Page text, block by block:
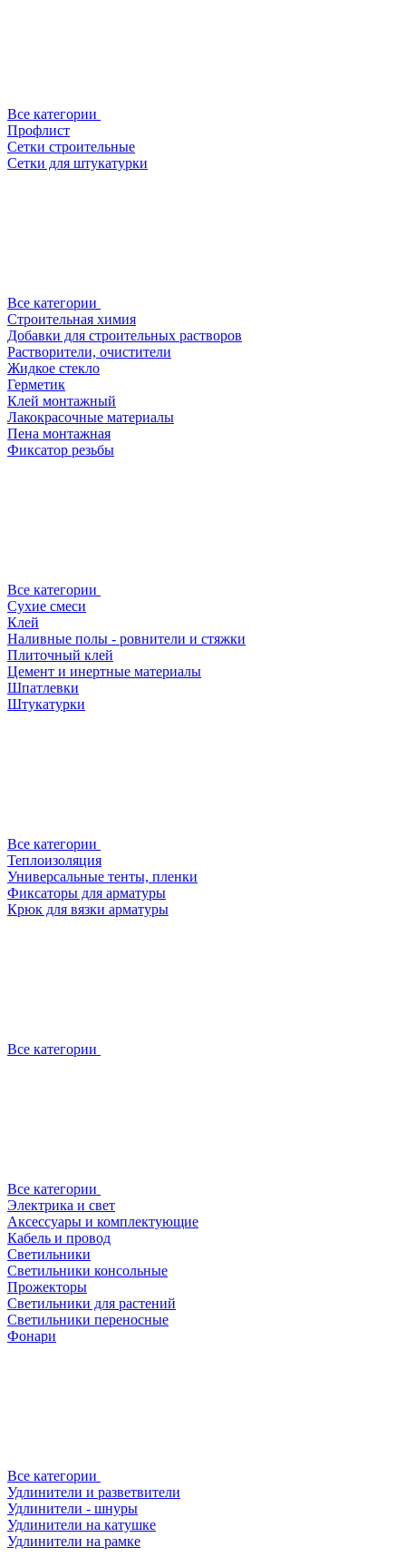
Все категории
Профлист
Сетки строительные
Сетки для штукатурки
Все категории
Строительная химия
Добавки для строительных растворов
Растворители, очистители
Жидкое стекло
Герметик
Клей монтажный
Лакокрасочные материалы
Пена монтажная
Фиксатор резьбы
Все категории
Сухие смеси
Клей
Наливные полы - ровнители и стяжки
Плиточный клей
Цемент и инертные материалы
Шпатлевки
Штукатурки
Все категории
Теплоизоляция
Универсальные тенты, пленки
Фиксаторы для арматуры
Крюк для вязки арматуры
Все категории
Все категории
Электрика и свет
Аксессуары и комплектующие
Кабель и провод
Светильники
Светильники консольные
Прожекторы
Светильники для растений
Светильники переносные
Фонари
Все категории
Удлинители и разветвители
Удлинители - шнуры
Удлинители на катушке
Удлинители на рамке